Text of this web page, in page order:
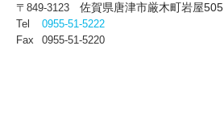
〒849-3123 佐賀県唐津市厳木町岩屋505
Tel
0955-51-5222
Fax
0955-51-5220